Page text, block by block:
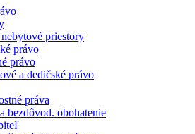
priestory
právo
právo
a dedičské právo
práva
bezdôvod. obohatenie